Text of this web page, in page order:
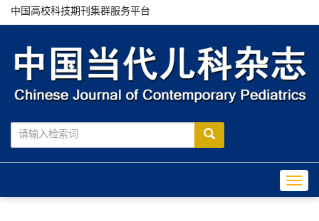
中国高校科技期刊集群服务平台